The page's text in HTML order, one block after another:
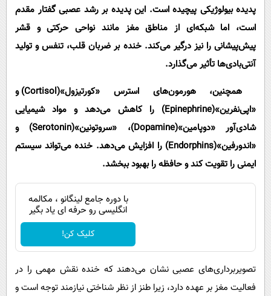
پدیده بیولوژیکی پیچیده است. این پدیده بر رشد عصبی گفتار مقدم
است، اما شبکه‌ای از مناطق مغز مانند نواحی حرکتی و قشر
پیش‌پیشانی را نیز درگیر می‌کند. خنده بر ضربان قلب، تنفس و تولید
آنتی‌بادی‌ها تأثیر می‌گذارد.
همچنین، هورمون‌های استرس «کورتیزول»(Cortisol) و
«اپی‌نفرین»(Epinephrine) را کاهش می‌دهد و مواد شیمیایی
شادی‌آور «دوپامین»(Dopamine)، «سروتونین»(Serotonin) و
«اندورفین»(Endorphins) را افزایش می‌دهد. خنده می‌تواند سیستم
ایمنی را تقویت کند و حافظه را بهبود ببخشد.
با دوره جامع لینگانو ، مکالمه
انگلیسی رو حرفه ای یاد بگیر
کلیک کن!
تصویربرداری‌های عصبی نشان می‌دهند که خنده نقش مهمی را در
فعالیت مغز بر عهده دارد، زیرا طنز از نظر شناختی نیازمند توجه است و